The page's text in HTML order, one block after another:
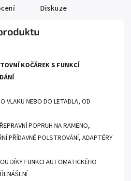
Diskuze
KOČÁREK S FUNKCÍ
VLAKU NEBO DO LETADLA, OD
POPRUH NA RAMENO,
PŘÍDAVNÉ POLSTROVÁNÍ, ADAPTÉRY
DÍKY FUNKCI AUTOMATICKÉHO